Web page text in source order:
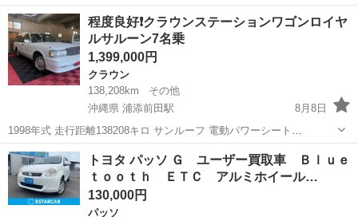
ートマ エンジン...ハイブリッド 駆動式...2WD 年式…平成24年/2012
型式…DAA-NHP10 グレード…S 走行距離…9...
愛知 名古屋市 戸田駅 アクア
程度良好❗️クラウンステーションワゴンロイヤ
ルサルーン7名乗
1,399,000円
クラウン
138,208km
その他
沖縄県 浦添前田駅
8月8日
1998年式 走行距離138208キロ サンルーフ 電動パワーシート
Bluetooth CD DVD フル純正 サビ腐食無し❗️ とても状態の良い車両と
なっております✨ バブル時代の高級車❗️乗り心地最高👍音静か👍 エア
コ...
沖縄 中頭郡 浦添前田駅 車両
トヨタ パッソ Ｇ ユーザー買取車 Ｂｌｕｅ
ｔｏｏｔｈ ＥＴＣ アルミホイール…
130,000円
パッソ